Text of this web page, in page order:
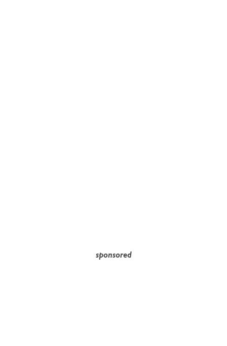
sponsored